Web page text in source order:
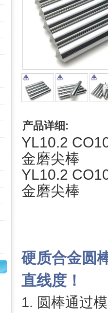
产品详细:
YL10.2
金磨尖棒
YL10.2
金磨尖棒
硬质合金圆
直线度！
1. 圆棒通过